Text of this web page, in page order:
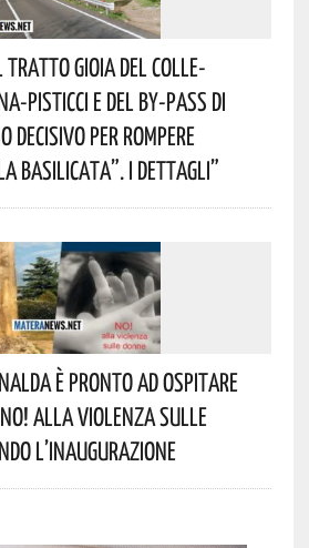
Tratto Gioia Del Colle-
Pisticci E Del By-Pass Di
Decisivo Per Rompere
Basilicata”. I Dettagli”
È Pronto Ad Ospitare
Alla Violenza Sulle
L’inaugurazione